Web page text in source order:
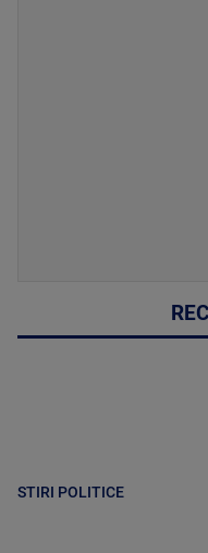
STIRI POLITICE